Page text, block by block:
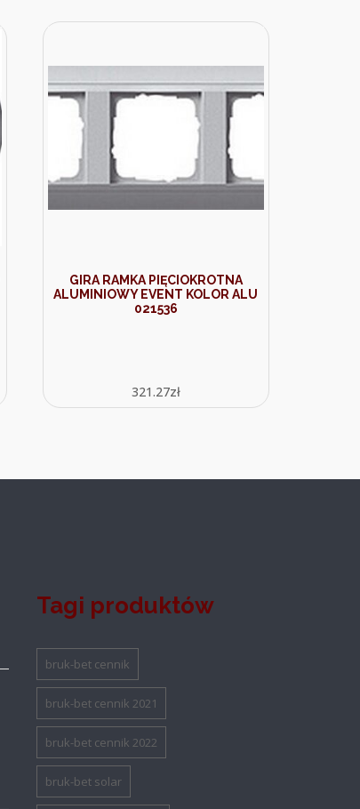
GIRA RAMKA PIĘCIOKROTNA
ALUMINIOWY EVENT KOLOR ALU
021536
321.27zł
Tagi produktów
bruk-bet cennik
bruk-bet cennik 2021
bruk-bet cennik 2022
bruk-bet solar